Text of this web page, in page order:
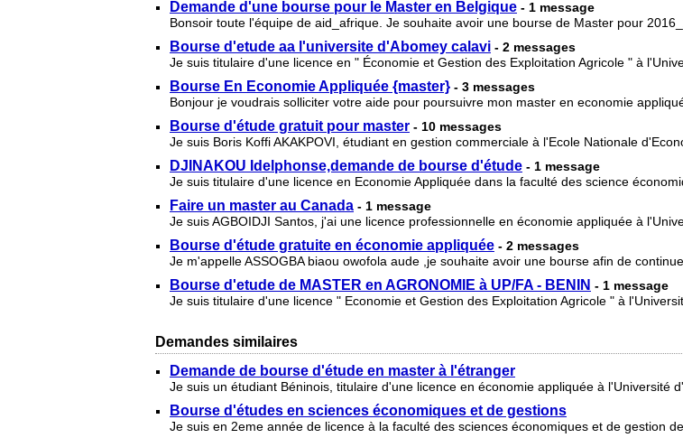
Demande d'une bourse pour le Master en Belgique - 1 message
Bonsoir toute l'équipe de aid_afrique. Je souhaite avoir une bourse de Master pour
Bourse d'etude aa l'universite d'Abomey calavi - 2 messages
Je suis titulaire d'une licence en " Économie et Gestion des Exploitation Agricole " à
Bourse En Economie Appliquée {master} - 3 messages
Bonjour je voudrais solliciter votre aide pour poursuivre mon master en economie
Bourse d'étude gratuit pour master - 10 messages
Je suis Boris Koffi AKAKPOVI, étudiant en gestion commerciale à l'Ecole Nationale
DJINAKOU Idelphonse,demande de bourse d'étude - 1 message
Je suis titulaire d'une licence en Economie Appliquée dans la faculté des science
Faire un master au Canada - 1 message
Je suis AGBOIDJI Santos, j'ai une licence professionnelle en économie appliquée à
Bourse d'étude gratuite en économie appliquée - 2 messages
Je m'appelle ASSOGBA biaou owofola aude ,je souhaite avoir une bourse afin de
Bourse d'etude de MASTER en AGRONOMIE à UP/FA - BENIN - 1 message
Je suis titulaire d'une licence " Economie et Gestion des Exploitation Agricole " à
Demandes similaires
Demande de bourse d'étude en master à l'étranger
Je suis un étudiant Béninois, titulaire d'une licence en économie appliquée à l'Université
Bourse d'études en sciences économiques et de gestions
Je suis en 2eme année de licence à la faculté des sciences économiques et de gestion